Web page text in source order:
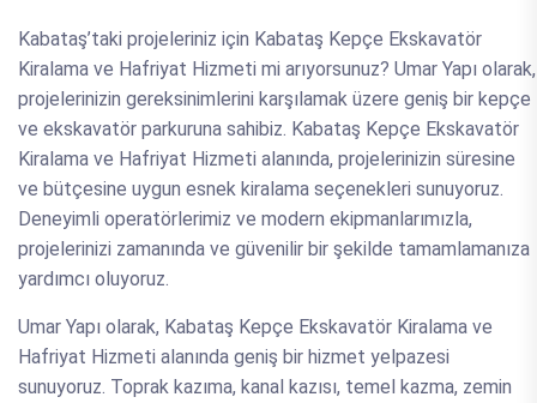
Kabataş’taki projeleriniz için Kabataş Kepçe Ekskavatör
Kiralama ve Hafriyat Hizmeti mi arıyorsunuz? Umar Yapı olarak,
projelerinizin gereksinimlerini karşılamak üzere geniş bir kepçe
ve ekskavatör parkuruna sahibiz. Kabataş Kepçe Ekskavatör
Kiralama ve Hafriyat Hizmeti alanında, projelerinizin süresine
ve bütçesine uygun esnek kiralama seçenekleri sunuyoruz.
Deneyimli operatörlerimiz ve modern ekipmanlarımızla,
projelerinizi zamanında ve güvenilir bir şekilde tamamlamanıza
yardımcı oluyoruz.
Umar Yapı olarak, Kabataş Kepçe Ekskavatör Kiralama ve
Hafriyat Hizmeti alanında geniş bir hizmet yelpazesi
sunuyoruz. Toprak kazıma, kanal kazısı, temel kazma, zemin